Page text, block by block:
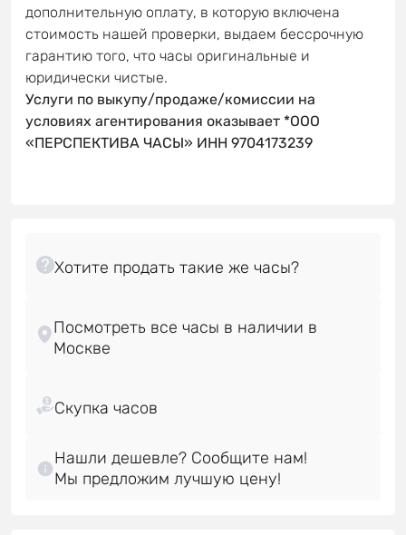
дополнительную оплату, в которую включена
стоимость нашей проверки, выдаем бессрочную
гарантию того, что часы оригинальные и
юридически чистые.
Услуги по выкупу/продаже/комиссии на
условиях агентирования оказывает *ООО
«ПЕРСПЕКТИВА ЧАСЫ» ИНН 9704173239
Посмотреть все часы в наличии в
Нашли дешевле? Сообщите нам!
Мы предложим лучшую цену!